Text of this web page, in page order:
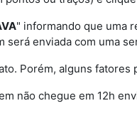
" informando que uma
enviada com uma
Porém, alguns
não chegue em 12h